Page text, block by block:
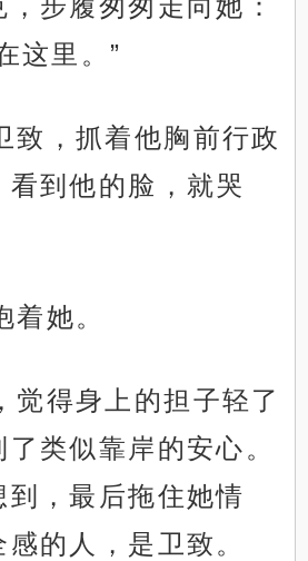
步履匆匆走向她：
这里。”
致，抓着他胸前行政
到他的脸，就哭
着她。
觉得身上的担子轻了
类似靠岸的安心。
到，最后拖住她情
的人，是卫致。